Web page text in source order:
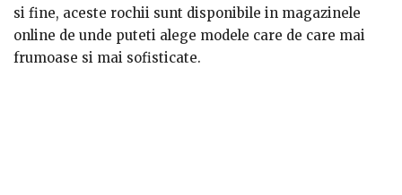
si fine, aceste rochii sunt disponibile in magazinele
online de unde puteti alege modele care de care mai
frumoase si mai sofisticate.